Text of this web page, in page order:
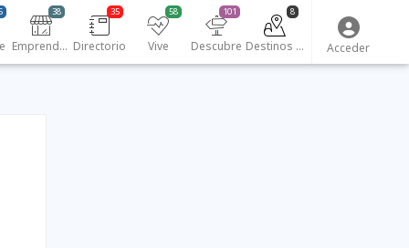
Emprendedores
38
Directorio
35
Vive
58
Descubre
101
Destinos turísticos
8
Acceder